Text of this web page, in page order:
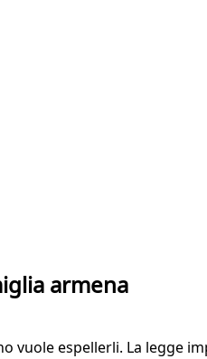
armena
vuole espellerli. La legge